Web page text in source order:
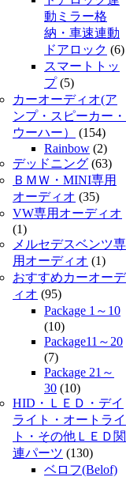
動ミラー格
納・車速連動
ドアロック (6)
スマートトッ
プ(5)
カーオーディオ(ア
ンプ・スピーカー・
ウーハー）
(154)
Rainbow (2)
デッドニング (63)
ＢＭＷ・MINI専用
オーディオ (35)
VW専用オーディオ
(1)
メルセデスベンツ専
用オーディオ (1)
おすすめカーオーデ
ィオ (95)
Package 1～10
(10)
Package11～20
(7)
Package 21～
30 (10)
HID・ＬＥＤ・デイ
ライト・オートライ
ト・その他ＬＥＤ関
連パーツ (130)
ベロフ(Belof)